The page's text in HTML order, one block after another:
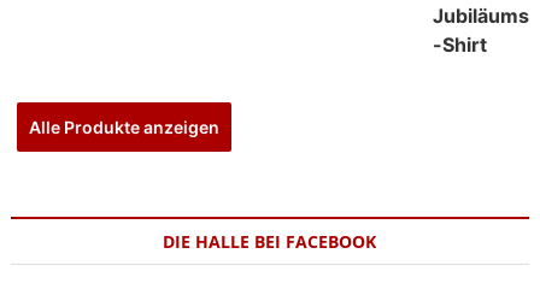
Alle Produkte anzeigen
DIE HALLE BEI FACEBOOK